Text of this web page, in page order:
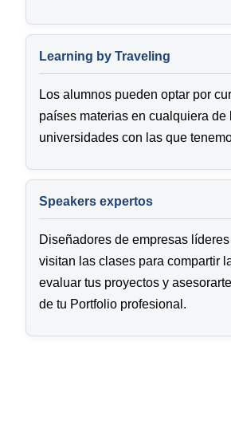
Learning by Traveling
Los alumnos pueden optar por
países materias en cualquiera de
universidades con las que
Speakers expertos
Diseñadores de empresas
visitan las clases para compartir
evaluar tus proyectos y
de tu Portfolio profesional.